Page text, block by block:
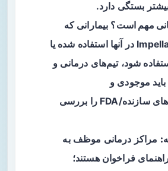
بستگی دارد.
مهم است؟ بیمارانی که
دستگاه Impella CP در آنها استفاده شده یا
شود، تیم‌های درمانی و
باید موجودی و
دستورالعمل‌های سازنده/FDA را بررسی
مراکز درمانی موظف به
فراخوان هستند؛